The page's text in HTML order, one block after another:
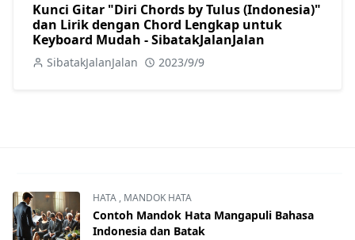
Kunci Gitar "Diri Chords by Tulus (Indonesia)"
dan Lirik dengan Chord Lengkap untuk
Keyboard Mudah - SibatakJalanJalan
SibatakJalanJalan 2023/9/9
HATA , MANDOK HATA
Contoh Mandok Hata Mangapuli Bahasa
Indonesia dan Batak